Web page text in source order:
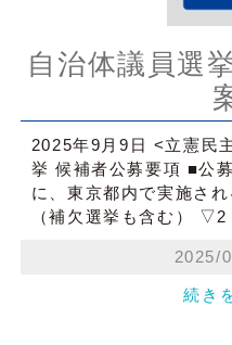
自治体議員選
2025年9月9日 <立憲民
挙 候補者公募要項 ■公
に、東京都内で実施さ
（補欠選挙も含む） ▽2
2025/
続き